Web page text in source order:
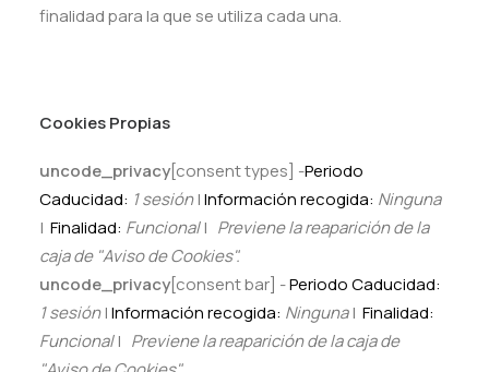
finalidad para la que se utiliza cada una.
Cookies Propias
uncode_privacy[consent types] -Periodo
Caducidad: 1 sesión|Información recogida: Ninguna
| Finalidad: Funcional| Previene la reaparición de la
caja de "Aviso de Cookies".
uncode_privacy[consent bar] -Periodo Caducidad:
1 sesión|Información recogida: Ninguna| Finalidad:
Funcional| Previene la reaparición de la caja de